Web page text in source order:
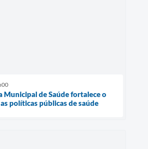
Municipal de Saúde fortalece o
políticas públicas de saúde